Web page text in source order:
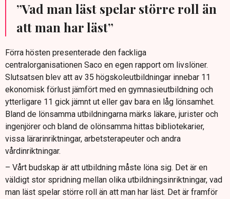
”Vad man läst spelar större roll än
att man har läst”
Förra hösten presenterade den fackliga
centralorganisationen Saco en egen rapport om livslöner.
Slutsatsen blev att av 35 högskoleutbildningar innebar 11
ekonomisk förlust jämfört med en gymnasieutbildning och
ytterligare 11 gick jämnt ut eller gav bara en låg lönsamhet.
Bland de lönsamma utbildningarna märks läkare, jurister och
ingenjörer och bland de olönsamma hittas bibliotekarier,
vissa lärarinriktningar, arbetsterapeuter och andra
vårdinriktningar.
– Vårt budskap är att utbildning måste löna sig. Det är en
väldigt stor spridning mellan olika utbildningsinriktningar, vad
man läst spelar större roll än att man har läst. Det är framför